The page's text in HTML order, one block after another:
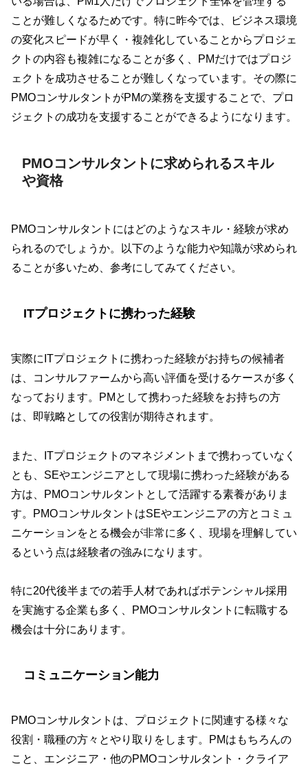
ことが難しくなるためです。特に昨今では、ビジネス環境
の変化スピードが早く・複雑化していることからプロジェ
クトの内容も複雑になることが多く、PMだけではプロジ
ェクトを成功させることが難しくなっています。その際に
PMOコンサルタントがPMの業務を支援することで、プロ
ジェクトの成功を支援することができるようになります。
PMOコンサルタントに求められるスキル
や資格
PMOコンサルタントにはどのようなスキル・経験が求め
られるのでしょうか。以下のような能力や知識が求められ
ることが多いため、参考にしてみてください。
ITプロジェクトに携わった経験
実際にITプロジェクトに携わった経験がお持ちの候補者
は、コンサルファームから高い評価を受けるケースが多く
なっております。PMとして携わった経験をお持ちの方
は、即戦略としての役割が期待されます。
また、ITプロジェクトのマネジメントまで携わっていなく
とも、SEやエンジニアとして現場に携わった経験がある
方は、PMOコンサルタントとして活躍する素養がありま
す。PMOコンサルタントはSEやエンジニアの方とコミュ
ニケーションをとる機会が非常に多く、現場を理解してい
るという点は経験者の強みになります。
特に20代後半までの若手人材であればポテンシャル採用
を実施する企業も多く、PMOコンサルタントに転職する
機会は十分にあります。
コミュニケーション能力
PMOコンサルタントは、プロジェクトに関連する様々な
役割・職種の方々とやり取りをします。PMはもちろんの
こと、エンジニア・他のPMOコンサルタント・クライア